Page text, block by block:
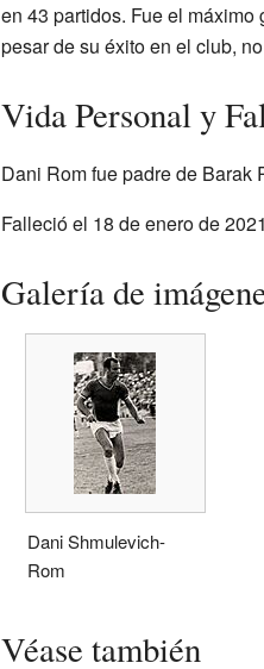
en 43 partidos. Fue el
pesar de su éxito en el club,
Vida Personal y
Dani Rom fue padre de Barak
Falleció el 18 de enero de
Galería de
Dani Shmulevich-
Rom
Véase también